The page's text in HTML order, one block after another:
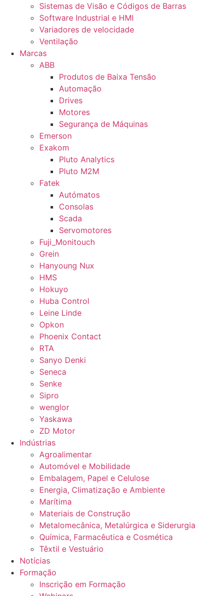
Sistemas de Visão e Códigos de Barras
Software Industrial e HMI
Variadores de velocidade
Ventilação
Marcas
ABB
Produtos de Baixa Tensão
Automação
Drives
Motores
Segurança de Máquinas
Emerson
Exakom
Pluto Analytics
Pluto M2M
Fatek
Autómatos
Consolas
Scada
Servomotores
Fuji_Monitouch
Grein
Hanyoung Nux
HMS
Hokuyo
Huba Control
Leine Linde
Opkon
Phoenix Contact
RTA
Sanyo Denki
Seneca
Senke
Sipro
wenglor
Yaskawa
ZD Motor
Indústrias
Agroalimentar
Automóvel e Mobilidade
Embalagem, Papel e Celulose
Energia, Climatização e Ambiente
Marítima
Materiais de Construção
Metalomecânica, Metalúrgica e Siderurgia
Química, Farmacêutica e Cosmética
Têxtil e Vestuário
Notícias
Formação
Inscrição em Formação